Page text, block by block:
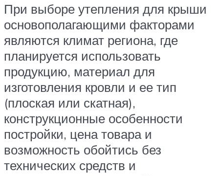
При выборе утепления для крыши
основополагающими факторами
являются климат региона, где
планируется использовать
продукцию, материал для
изготовления кровли и ее тип
(плоская или скатная),
конструкционные особенности
постройки, цена товара и
возможность обойтись без
технических средств и